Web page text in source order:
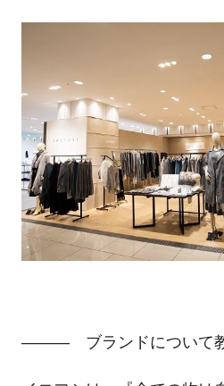
――― ブランドについて教